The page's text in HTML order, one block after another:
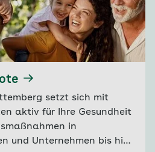
setzt sich mit
aktiv für Ihre Gesundheit
in
und Unternehmen bis hin